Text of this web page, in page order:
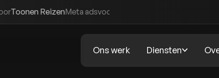
Meta adsvoorBistrobar Bankoh
Ons werk Diensten